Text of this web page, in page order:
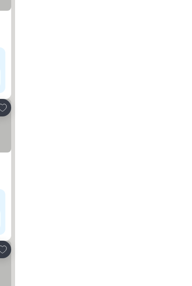
入我的最愛
入我的最愛